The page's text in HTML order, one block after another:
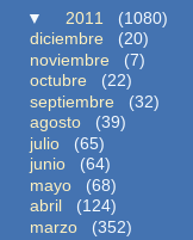
▼
2011
(1080)
diciembre
(20)
noviembre
(7)
octubre
(22)
septiembre
(32)
agosto
(39)
julio
(65)
junio
(64)
mayo
(68)
abril
(124)
marzo
(352)